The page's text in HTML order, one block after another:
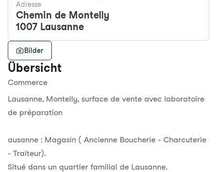
Adresse
Chemin de Montelly
1007 Lausanne
Bilder
Übersicht
Commerce
Lausanne, Montelly, surface de vente avec laboratoire
de préparation
ausanne : Magasin ( Ancienne Boucherie - Charcuterie
- Traiteur).
Situé dans un quartier familial de Lausanne.